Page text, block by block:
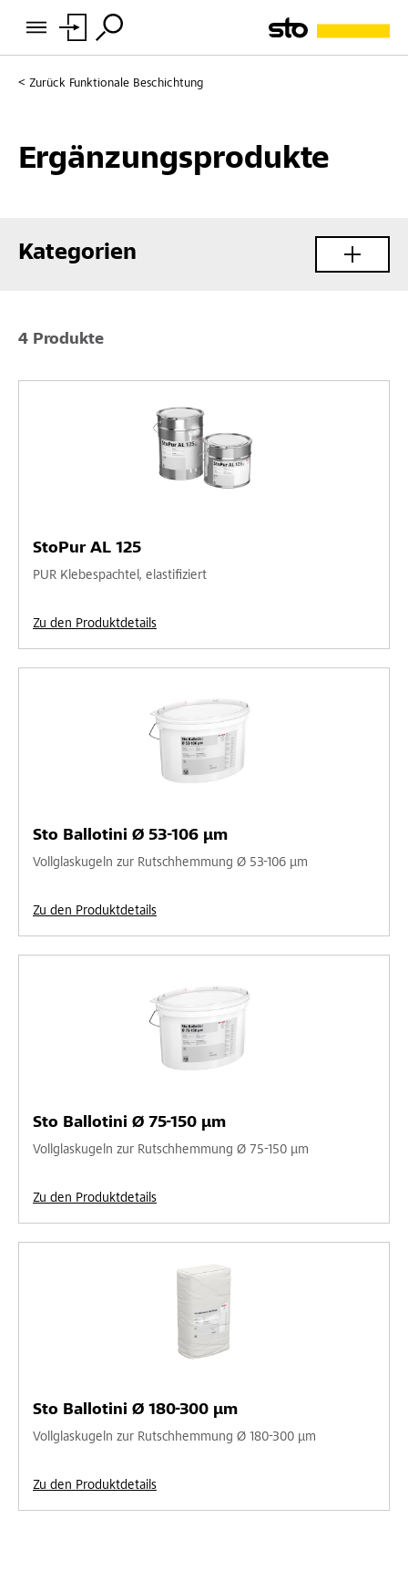
Zurück Funktionale Beschichtung
Ergänzungsprodukte
Kategorien
4 Produkte
StoPur AL 125
PUR Klebespachtel, elastifiziert
Zu den Produktdetails
Sto Ballotini Ø 53-106 µm
Vollglaskugeln zur Rutschhemmung Ø 53-106 µm
Zu den Produktdetails
Sto Ballotini Ø 75-150 µm
Vollglaskugeln zur Rutschhemmung Ø 75-150 µm
Zu den Produktdetails
Sto Ballotini Ø 180-300 µm
Vollglaskugeln zur Rutschhemmung Ø 180-300 µm
Zu den Produktdetails